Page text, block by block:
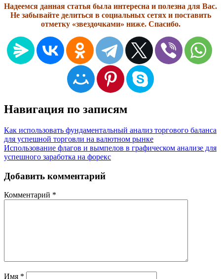
Надеемся данная статья была интересна и полезна для Вас.
Не забывайте делиться в социальных сетях и поставить
отметку «звездочками» ниже. Спасибо.
Навигация по записям
Как использовать фундаментальный анализ торгового баланса
для успешной торговли на валютном рынке
Использование флагов и вымпелов в графическом анализе для
успешного заработка на форекс
Добавить комментарий
Комментарий *
Имя *